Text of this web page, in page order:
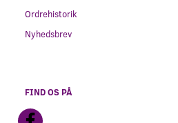
Ordrehistorik
Nyhedsbrev
FIND OS PÅ